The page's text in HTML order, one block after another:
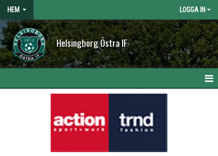
HEM LOGGA IN
Helsingborg Östra IF